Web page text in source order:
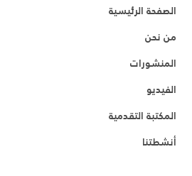
الصفحة الرئيسية
من نحن
المنشورات
الفيديو
المكتبة التقدمية
أنشطتنا